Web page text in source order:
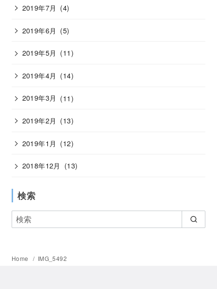
2019年7月 (4)
2019年6月 (5)
2019年5月 (11)
2019年4月 (14)
2019年3月 (11)
2019年2月 (13)
2019年1月 (12)
2018年12月 (13)
検索
Home IMG_5492